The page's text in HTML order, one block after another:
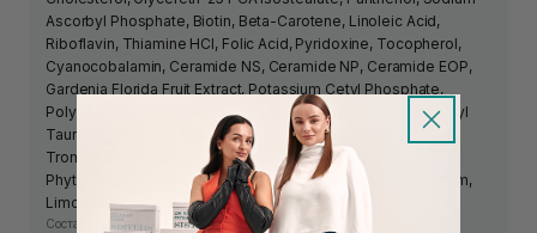
Ascorbyl Phosphate, Biotin, Beta-Carotene, Linoleic Acid,
Riboflavin, Thiamine HCl, Folic Acid, Pyridoxine, Tocopherol,
Cyanocobalamin, Ceramide NS, Ceramide NP, Ceramide EOP,
Gardenia Florida Fruit Extract, Potassium Cetyl Phosphate,
Polyglyceryl-10 Oleate, Dextrin, Sodium Polyacryloyldimethyl
Taurate, Carbomer, Hydroxyethylcellulose, Water,
Tromethamine, Disodium EDTA,
Phytosteryl/Behenyl/Octyldodecyl Lauroyl Glutamate, Parfum,
Limonene, Linalool
Состав средства может изменяться производителем.